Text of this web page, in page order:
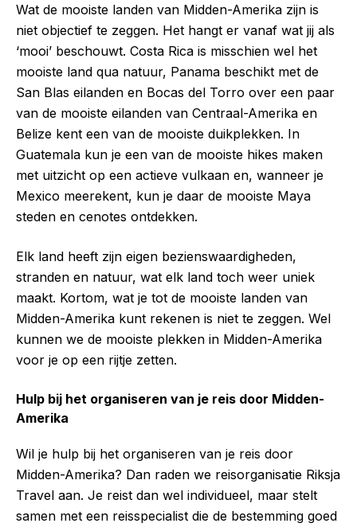
Wat de mooiste landen van Midden-Amerika zijn is
niet objectief te zeggen. Het hangt er vanaf wat jij als
‘mooi’ beschouwt. Costa Rica is misschien wel het
mooiste land qua natuur, Panama beschikt met de
San Blas eilanden en Bocas del Torro over een paar
van de mooiste eilanden van Centraal-Amerika en
Belize kent een van de mooiste duikplekken. In
Guatemala kun je een van de mooiste hikes maken
met uitzicht op een actieve vulkaan en, wanneer je
Mexico meerekent, kun je daar de mooiste Maya
steden en cenotes ontdekken.
Elk land heeft zijn eigen bezienswaardigheden,
stranden en natuur, wat elk land toch weer uniek
maakt. Kortom, wat je tot de mooiste landen van
Midden-Amerika kunt rekenen is niet te zeggen. Wel
kunnen we de mooiste plekken in Midden-Amerika
voor je op een rijtje zetten.
Hulp bij het organiseren van je reis door Midden-
Amerika
Wil je hulp bij het organiseren van je reis door
Midden-Amerika? Dan raden we reisorganisatie Riksja
Travel aan. Je reist dan wel individueel, maar stelt
samen met een reisspecialist die de bestemming goed